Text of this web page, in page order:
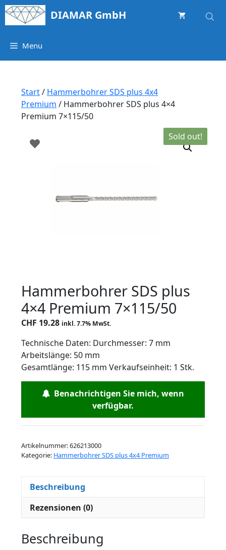
Springe
zum
DIAMAR GmbH
Menu
Start/ Hammerbohrer SDS plus 4x4
Premium / Hammerbohrer SDS plus 4×4
Premium 7×115/50
Sold out!
Hammerbohrer SDS plus
4×4 Premium 7×115/50
CHF 19.28 inkl. 7.7% MwSt.
Technische Daten: Durchmesser: 7 mm
Arbeitslänge: 50 mm
Gesamtlänge: 115 mm Verkaufseinheit: 1 Stk.
Benachrichtigen Sie mich, wenn
verfügbar.
Artikelnummer:626213000
Kategorie: Hammerbohrer SDS plus 4x4 Premium
Beschreibung
Rezensionen (0)
Beschreibung